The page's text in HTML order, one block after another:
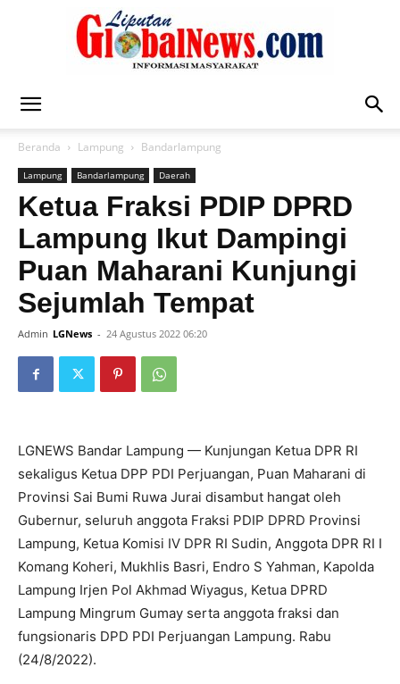
Global
News
Beranda Lampung Bandarlampung
Lampung Bandarlampung Daerah
Ketua Fraksi PDIP DPRD
Lampung Ikut Dampingi
Puan Maharani Kunjungi
Sejumlah Tempat
Admin LGNews - 24 Agustus 2022 06:20
LGNEWS Bandar Lampung — Kunjungan Ketua DPR RI
sekaligus Ketua DPP PDI Perjuangan, Puan Maharani di
Provinsi Sai Bumi Ruwa Jurai disambut hangat oleh
Gubernur, seluruh anggota Fraksi PDIP DPRD Provinsi
Lampung, Ketua Komisi IV DPR RI Sudin, Anggota DPR RI I
Komang Koheri, Mukhlis Basri, Endro S Yahman, Kapolda
Lampung Irjen Pol Akhmad Wiyagus, Ketua DPRD
Lampung Mingrum Gumay serta anggota fraksi dan
fungsionaris DPD PDI Perjuangan Lampung. Rabu
(24/8/2022).